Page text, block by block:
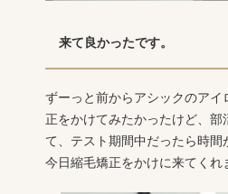
来て良かったです。
ずーっと前からアシックのアイ
正をかけてみたかったけど、部
て、テスト期間中だったら時間
今日縮毛矯正をかけに来てくれ